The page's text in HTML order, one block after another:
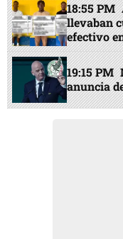
18:55 PM
llevaban
efectivo
19:15 PM
anuncia